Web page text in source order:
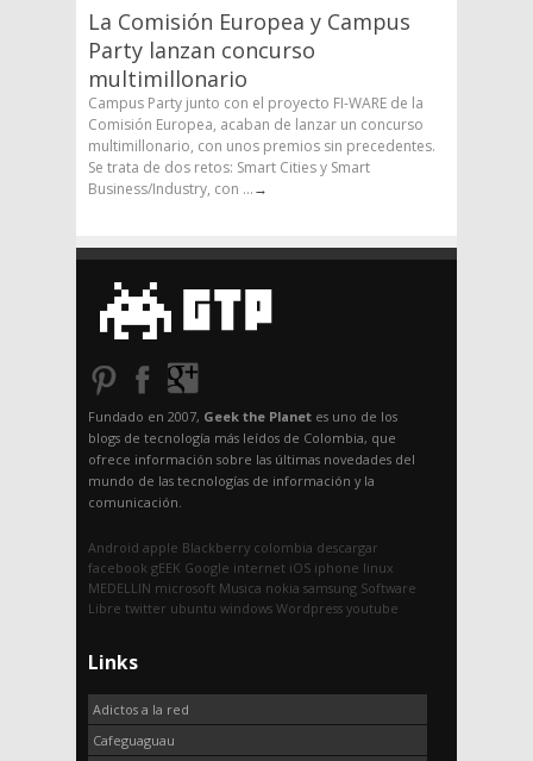
La Comisión Europea y Campus
Party lanzan concurso
multimillonario
Campus Party junto con el proyecto FI-WARE de la
Comisión Europea, acaban de lanzar un concurso
multimillonario, con unos premios sin precedentes.
Se trata de dos retos: Smart Cities y Smart
Business/Industry, con ...→
Fundado en 2007, Geek the Planet es uno de los
blogs de tecnología más leídos de Colombia, que
ofrece información sobre las últimas novedades del
mundo de las tecnologías de información y la
comunicación.
Android apple Blackberry colombia descargar
facebook gEEK Google internet iOS iphone linux
MEDELLIN microsoft Musica nokia samsung Software
Libre twitter ubuntu windows Wordpress youtube
Links
Adictos a la red
Cafeguaguau